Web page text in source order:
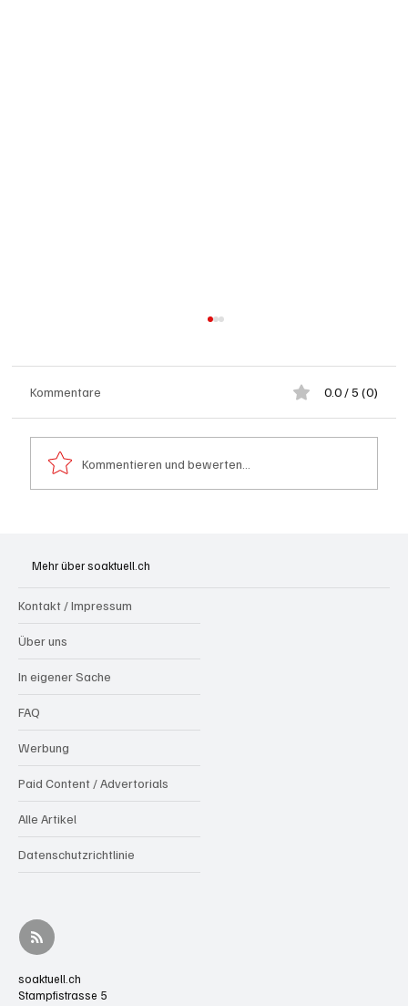
aufrütteln
Kommentare 0.0 / 5 (0)
Kommentieren und bewerten...
Mehr über soaktuell.ch
Kontakt / Impressum
Über uns
In eigener Sache
FAQ
Werbung
Paid Content / Advertorials
Alle Artikel
Datenschutzrichtlinie
soaktuell.ch
Stampfistrasse 5